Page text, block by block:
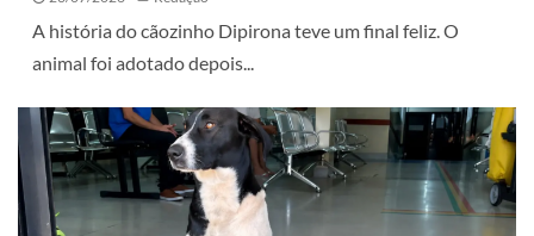
A história do cãozinho Dipirona teve um final feliz. O
animal foi adotado depois...